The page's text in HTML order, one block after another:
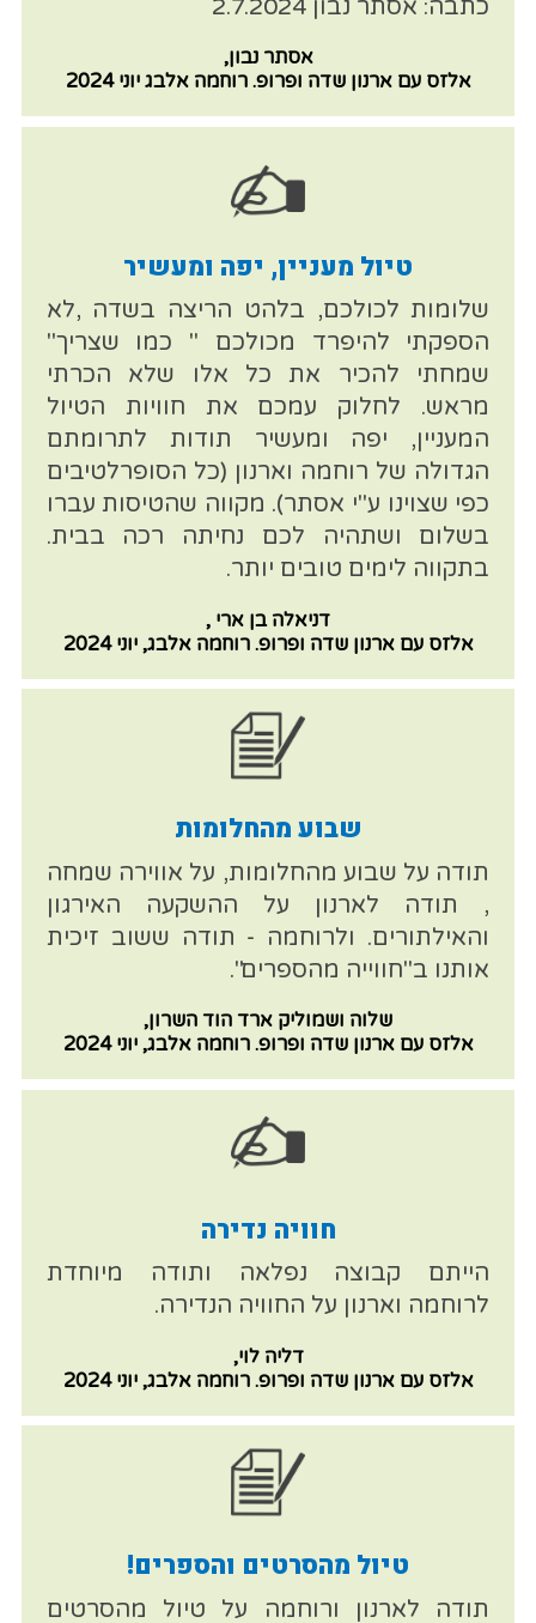
כתבה: אסתר נבון 2.7.2024
אסתר נבון,
אלזס עם ארנון שדה ופרופ. רוחמה אלבג יוני 2024
טיול מעניין, יפה ומעשיר
שלומות לכולכם, בלהט הריצה בשדה ,לא
הספקתי להיפרד מכולכם " כמו שצריך"
שמחתי להכיר את כל אלו שלא הכרתי
מראש. לחלוק עמכם את חוויות הטיול
המעניין, יפה ומעשיר תודות לתרומתם
הגדולה של רוחמה וארנון (כל הסופרלטיבים
כפי שצוינו ע"י אסתר). מקווה שהטיסות עברו
בשלום ושתהיה לכם נחיתה רכה בבית.
בתקווה לימים טובים יותר.
דניאלה בן ארי ,
אלזס עם ארנון שדה ופרופ. רוחמה אלבג, יוני 2024
שבוע מהחלומות
תודה על שבוע מהחלומות, על אווירה שמחה
, תודה לארנון על ההשקעה האירגון
והאילתורים. ולרוחמה - תודה ששוב זיכית
אותנו ב"חווייה מהספרים".
שלוה ושמוליק ארד הוד השרון,
אלזס עם ארנון שדה ופרופ. רוחמה אלבג, יוני 2024
חוויה נדירה
הייתם קבוצה נפלאה ותודה מיוחדת
לרוחמה וארנון על החוויה הנדירה.
דליה לוי,
אלזס עם ארנון שדה ופרופ. רוחמה אלבג, יוני 2024
טיול מהסרטים והספרים!
תודה לארנון ורוחמה על טיול מהסרטים